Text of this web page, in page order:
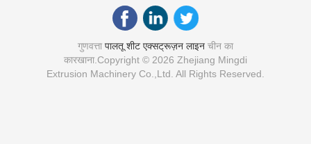
गुणवत्ता पालतू शीट एक्सट्रूज़न लाइनचीन का
कारखाना.Copyright © 2026 Zhejiang Mingdi
Extrusion Machinery Co.,Ltd. All Rights Reserved.